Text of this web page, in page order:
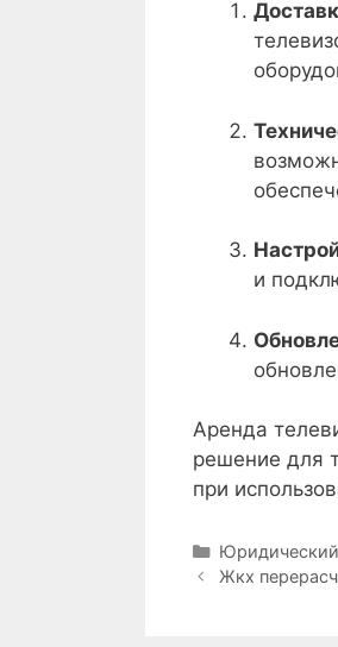
и
Аренда
решение для
при
Рубрики
Навигация
Жкх